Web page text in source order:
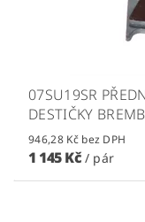
07SU19SR
DESTIČKY
946,28 Kč bez DPH
1 145 Kč / pár